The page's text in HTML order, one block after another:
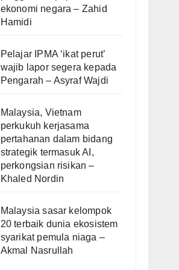
ekonomi negara – Zahid
Hamidi
Pelajar IPMA ‘ikat perut’
wajib lapor segera kepada
Pengarah – Asyraf Wajdi
Malaysia, Vietnam
perkukuh kerjasama
pertahanan dalam bidang
strategik termasuk AI,
perkongsian risikan –
Khaled Nordin
Malaysia sasar kelompok
20 terbaik dunia ekosistem
syarikat pemula niaga –
Akmal Nasrullah